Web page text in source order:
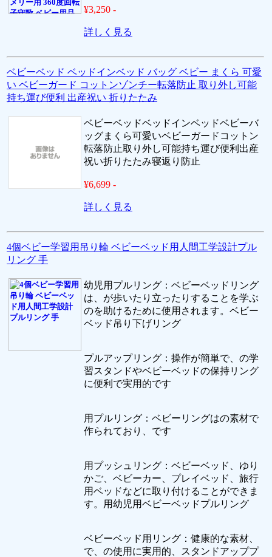
¥3,250 -
詳しく見る
ベビーベッド ベッドインベッド バッグ ベビー まくら 可愛
い ベビーガード コットンゾンチー転落防止 取り外し可能
持ち運び便利 出産祝い 折りたたみ
ベビーベッドベッドインベッドベビーバ
ッグまくら可愛いベビーガードコットン
転落防止取り外し可能持ち運び便利出産
祝い折りたたみ寝返り防止
¥6,699 -
詳しく見る
4個ベビー学習用吊り輪 ベビーベッド用人間工学設計プル
リング 手
幼児用プルリング：ベビーベッドリング
は、が歩いたり立ったりすることを学ぶ
のを助けるために使用されます。ベビー
ベッド吊り下げリング
プルアップリング：操作が簡単で、の学
習スタンドやベビーベッドの保持リング
に便利で実用的です
用プルリング：ベビーリングはの素材で
作られており、です
用プッシュリング：ベビーベッド、ゆり
かご、ベビーカー、プレイベッド、旅行
用ベッドなどに取り付けることができま
す。用幼児用ベビーベッドプルリング
ベビーベッド用リング：健康的な素材、
で、の使用に実用的、スタンドアッププ